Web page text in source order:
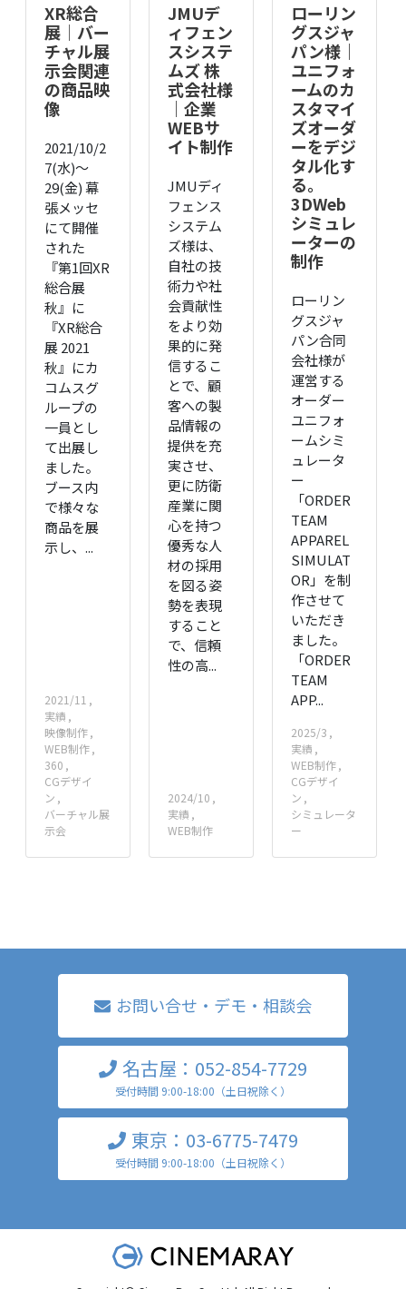
XR総合
展│バー
チャル展
示会関連
の商品映
像
2021/10/2
7(水)～
29(金) 幕
張メッセ
にて開催
された
『第1回XR
総合展
秋』に
『XR総合
展 2021
秋』にカ
コムスグ
ループの
一員とし
て出展し
ました。
ブース内
で様々な
商品を展
示し、...
2021/11
実績
映像制作
WEB制作
360
CGデザイ
ン
バーチャル展
示会
JMUデ
ィフェン
スシステ
ムズ 株
式会社様
｜企業
WEBサ
イト制作
JMUディ
フェンス
システム
ズ様は、
自社の技
術力や社
会貢献性
をより効
果的に発
信するこ
とで、顧
客への製
品情報の
提供を充
実させ、
更に防衛
産業に関
心を持つ
優秀な人
材の採用
を図る姿
勢を表現
すること
で、信頼
性の高...
2024/10
実績
WEB制作
ローリン
グスジャ
パン様｜
ユニフォ
ームのカ
スタマイ
ズオーダ
ーをデジ
タル化す
る。
3DWeb
シミュレ
ーターの
制作
ローリン
グスジャ
パン合同
会社様が
運営する
オーダー
ユニフォ
ームシミ
ュレータ
ー
「ORDER
TEAM
APPAREL
SIMULAT
OR」を制
作させて
いただき
ました。
「ORDER
TEAM
APP...
2025/3
実績
WEB制作
CGデザイ
ン
シミュレータ
ー
お問い合せ・デモ・相談会
名古屋：052-854-7729
受付時間 9:00-18:00（土日祝除く）
東京：03-6775-7479
受付時間 9:00-18:00（土日祝除く）